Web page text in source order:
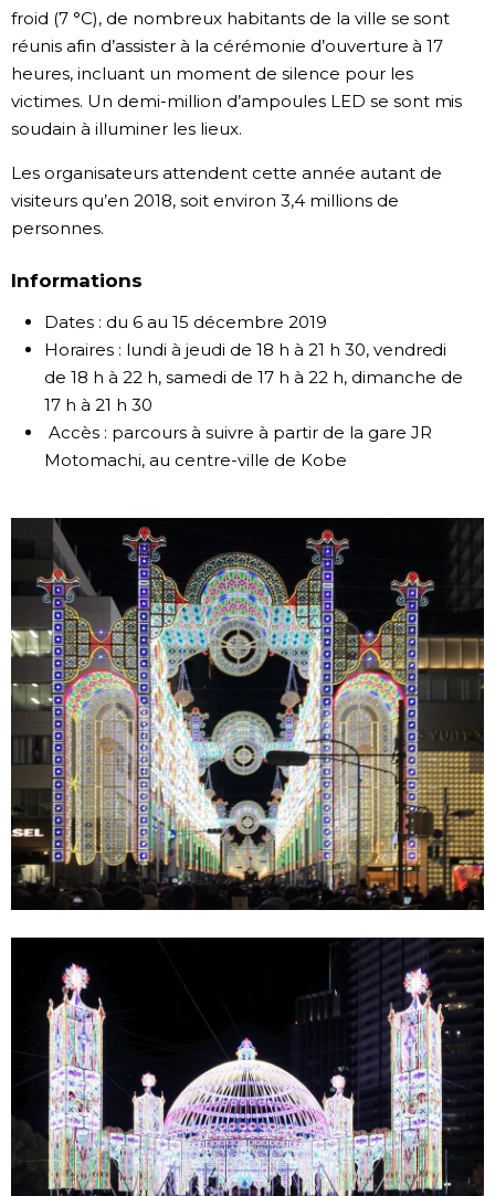
froid (7 °C), de nombreux habitants de la ville se sont
réunis afin d’assister à la cérémonie d’ouverture à 17
heures, incluant un moment de silence pour les
victimes. Un demi-million d’ampoules LED se sont mis
soudain à illuminer les lieux.
Les organisateurs attendent cette année autant de
visiteurs qu’en 2018, soit environ 3,4 millions de
personnes.
Informations
Dates : du 6 au 15 décembre 2019
Horaires : lundi à jeudi de 18 h à 21 h 30, vendredi
de 18 h à 22 h, samedi de 17 h à 22 h, dimanche de
17 h à 21 h 30
Accès : parcours à suivre à partir de la gare JR
Motomachi, au centre-ville de Kobe